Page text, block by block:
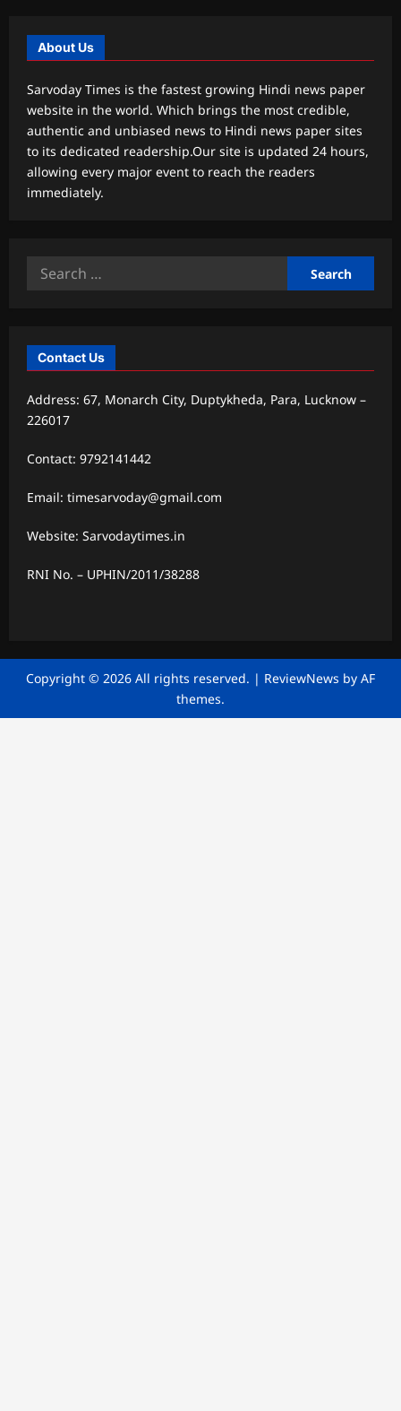
About Us
Sarvoday Times is the fastest growing Hindi news paper
website in the world. Which brings the most credible,
authentic and unbiased news to Hindi news paper sites
to its dedicated readership.Our site is updated 24 hours,
allowing every major event to reach the readers
immediately.
Search
Contact Us
Address: 67, Monarch City, Duptykheda, Para, Lucknow –
226017
Contact: 9792141442
Email: timesarvoday@gmail.com
Website: Sarvodaytimes.in
RNI No. – UPHIN/2011/38288
Copyright © 2026 All rights reserved. | ReviewNews by AF
themes.